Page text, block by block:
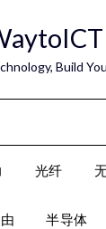
Build
光纤
半导体